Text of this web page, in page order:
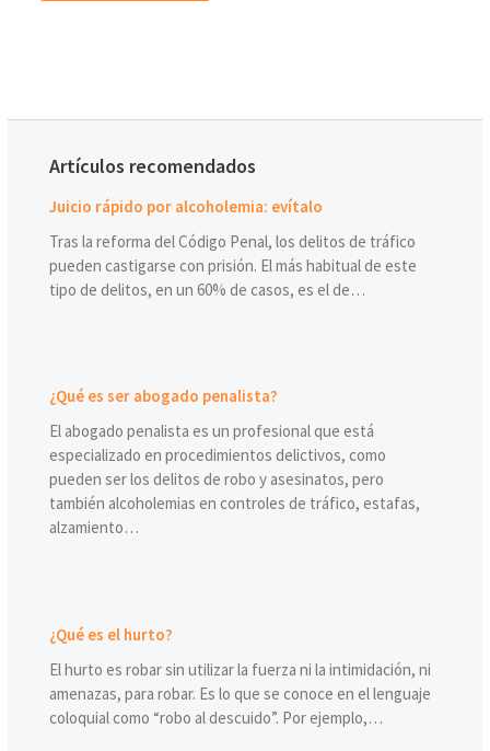
Artículos recomendados
Juicio rápido por alcoholemia: evítalo
Tras la reforma del Código Penal, los delitos de tráfico
pueden castigarse con prisión. El más habitual de este
tipo de delitos, en un 60% de casos, es el de…
¿Qué es ser abogado penalista?
El abogado penalista es un profesional que está
especializado en procedimientos delictivos, como
pueden ser los delitos de robo y asesinatos, pero
también alcoholemias en controles de tráfico, estafas,
alzamiento…
¿Qué es el hurto?
El hurto es robar sin utilizar la fuerza ni la intimidación, ni
amenazas, para robar. Es lo que se conoce en el lenguaje
coloquial como “robo al descuido”. Por ejemplo,…